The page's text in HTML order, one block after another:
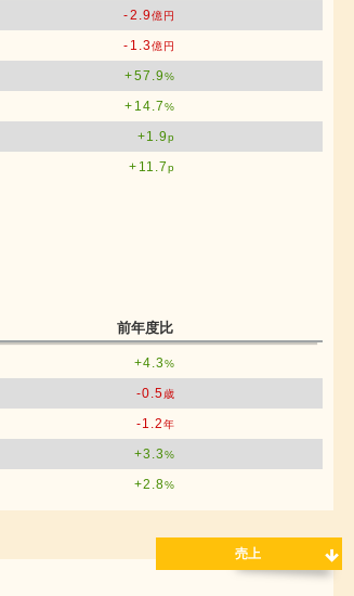
-2.9億円
-1.3億円
+57.9%
+14.7%
+1.9p
+11.7p
前年度比
+4.3%
-0.5歳
-1.2年
+3.3%
+2.8%
売上